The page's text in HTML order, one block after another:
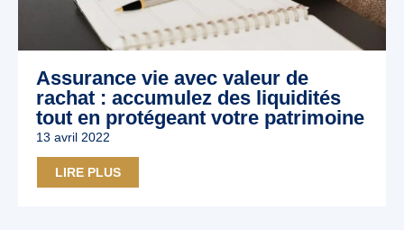
Assurance vie avec valeur de
rachat : accumulez des liquidités
tout en protégeant votre patrimoine
13 avril 2022
LIRE PLUS